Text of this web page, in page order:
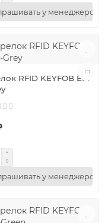
у менеджеров
RFID KEYFOB EM
у менеджеров